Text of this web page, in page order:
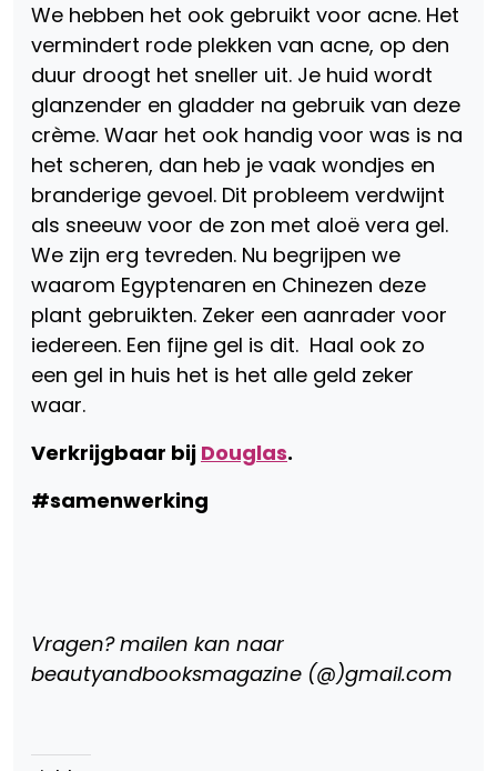
We hebben het ook gebruikt voor acne. Het
vermindert rode plekken van acne, op den
duur droogt het sneller uit. Je huid wordt
glanzender en gladder na gebruik van deze
crème. Waar het ook handig voor was is na
het scheren, dan heb je vaak wondjes en
branderige gevoel. Dit probleem verdwijnt
als sneeuw voor de zon met aloë vera gel.
We zijn erg tevreden. Nu begrijpen we
waarom Egyptenaren en Chinezen deze
plant gebruikten. Zeker een aanrader voor
iedereen. Een fijne gel is dit. Haal ook zo
een gel in huis het is het alle geld zeker
waar.
Verkrijgbaar bij Douglas.
#samenwerking
Vragen? mailen kan naar
beautyandbooksmagazine (@)gmail.com